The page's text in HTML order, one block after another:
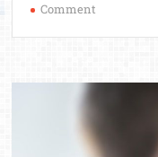
Comment
σήμερα
ηλικίες